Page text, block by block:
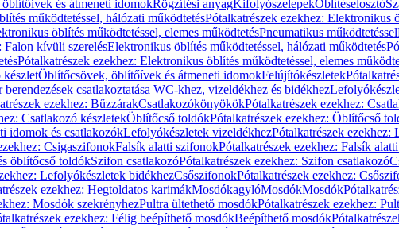
és átmeneti idomokRögzítési anyagKifolyószelepekÖblítéselosztó
működtetéssel, hálózati működtetésPótalkatrészek ezekhez: Elektronikus
öblítés működtetéssel, elemes működtetésPneumatikus működtetéssel
Falon kívüli szerelésElektronikus öblítés működtetéssel, hálózati működtetés
Pótalkatrészek ezekhez: Elektronikus öblítés működtetéssel, elemes
készletÖblítőcsövek, öblítőívek és átmeneti idomokFelújítókészletek
berendezések csatlakoztatása WC-khez, vizeldékhez és bidékhez
ezekhez: BűzzárakCsatlakozókönyökökPótalkatrészek ezekhez:
Csatlakozó készletekÖblítőcső toldókPótalkatrészek ezekhez: Öblítőcső
idomok és csatlakozókLefolyókészletek vizeldékhezPótalkatrészek ezekhez:
CsigaszifonokFalsík alatti szifonokPótalkatrészek ezekhez: Falsík
öblítőcső toldókSzifon csatlakozóPótalkatrészek ezekhez: Szifon csatlakozó
Lefolyókészletek bidékhezCsőszifonokPótalkatrészek ezekhez:
ezekhez: Hegtoldatos karimákMosdókagylóMosdókMosdók
Mosdók szekrényhezPultra ültethető mosdókPótalkatrészek ezekhez:
ezekhez: Félig beépíthető mosdókBeépíthető mosdók